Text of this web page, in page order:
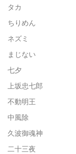
タカ
ちりめん
ネズミ
まじない
七夕
上坂忠七郎
不動明王
中風除
久波御魂神
二十三夜